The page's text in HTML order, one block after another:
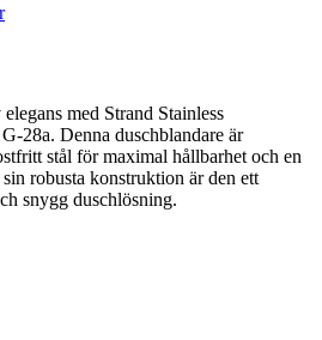
med Strand Stainless
28a. Denna duschblandare är
stål för maximal hållbarhet och en
robusta konstruktion är den ett
snygg duschlösning.